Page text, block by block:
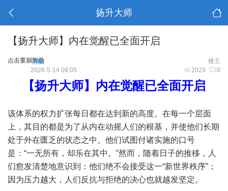
扬升大师
【扬升大师】内在觉醒已全面开启
点击重新加载 楼主
明曲
2029 0
2026-5-14 09:05
【扬升大师】内在觉醒已全面开启
该体系的权力扩张每日都在达到新的高度。在每一个层面
上，其目的都是为了从内在动摇人们的根基，并使他们长期
处于外在匮乏的状态之中。他们试图付诸实施的口号
是：“一无所有，却乐在其中。”然而，随着日子的推移，人
们愈发清楚地意识到：他们绝不会接受这一“新世界秩序”；
因为压力越大，人们反抗与拒绝的决心也就越发坚定。